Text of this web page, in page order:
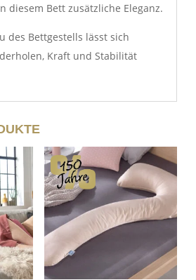
diesem Bett zusätzliche Eleganz.
des Bettgestells lässt sich
Kraft und Stabilität